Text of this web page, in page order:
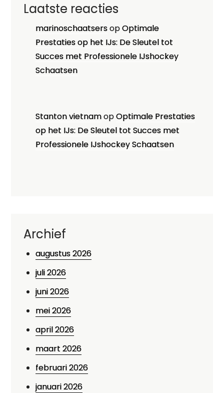
Laatste reacties
marinoschaatsersopOptimale
Prestaties op het IJs: De Sleutel tot
Succes met Professionele IJshockey
Schaatsen
Stanton vietnamopOptimale Prestaties
op het IJs: De Sleutel tot Succes met
Professionele IJshockey Schaatsen
Archief
augustus 2026
juli 2026
juni 2026
mei 2026
april 2026
maart 2026
februari 2026
januari 2026